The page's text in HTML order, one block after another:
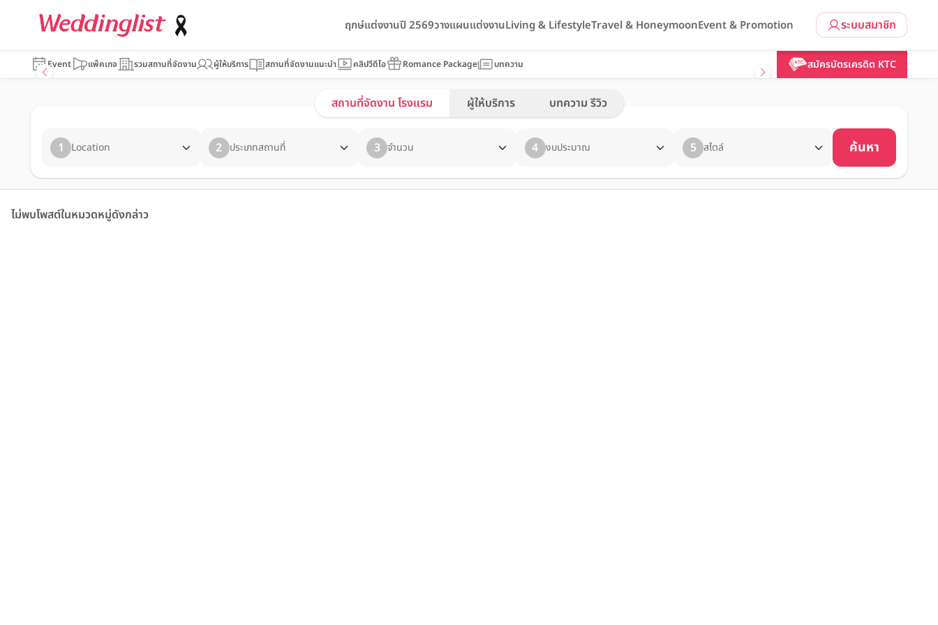
ระบบสมาชิก
ฤกษ์แต่งงานปี 2569วางแผนแต่งงานLiving & LifestyleTravel & HoneymoonEvent & Promotion
Event แพ็คเกจ รวมสถานที่จัดงาน ผู้ให้บริการ สถานที่จัดงานแนะนำ คลิปวีดีโอ Romance Package บทความ สมัครบัตรเครดิต KTC
สถานที่จัดงาน โรงแรม ผู้ให้บริการ บทความ รีวิว
1 Location 2 ประเภทสถานที่ 3 จำนวน 4 งบประมาณ 5 สไตล์ ค้นหา
ไม่พบโพสต์ในหมวดหมู่ดังกล่าว